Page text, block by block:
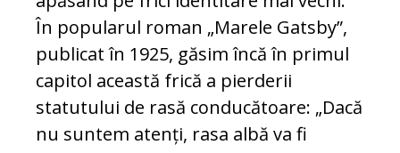
În popularul roman „Marele Gatsby”,
publicat în 1925, găsim încă în primul
capitol această frică a pierderii
statutului de rasă conducătoare: „Dacă
nu suntem atenți, rasa albă va fi